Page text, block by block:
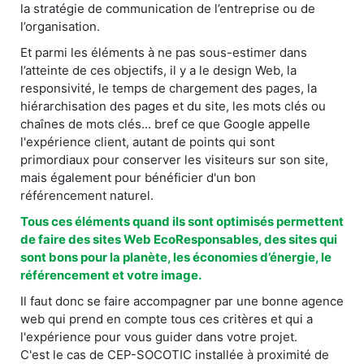
la stratégie de communication de l’entreprise ou de
l’organisation.
Et parmi les éléments à ne pas sous-estimer dans
l’atteinte de ces objectifs, il y a le design Web, la
responsivité, le temps de chargement des pages, la
hiérarchisation des pages et du site, les mots clés ou
chaînes de mots clés... bref ce que Google appelle
l'expérience client, autant de points qui sont
primordiaux pour conserver les visiteurs sur son site,
mais également pour bénéficier d'un bon
référencement naturel.
Tous ces éléments quand ils sont optimisés permettent
de faire des sites Web EcoResponsables, des sites qui
sont bons pour la planète, les économies d’énergie, le
référencement et votre image.
Il faut donc se faire accompagner par une bonne agence
web qui prend en compte tous ces critères et qui a
l'expérience pour vous guider dans votre projet.
C'est le cas de CEP-SOCOTIC installée à proximité de